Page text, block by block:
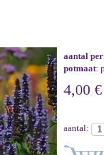
aantal
potmaat:
4,00 €
aantal: